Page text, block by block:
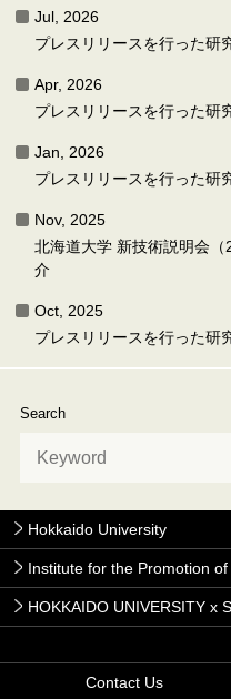
Jul, 2026
プレスリリースを行った研
Apr, 2026
プレスリリースを行った研
Jan, 2026
プレスリリースを行った研
Nov, 2025
北海道大学 新技術説明会
介
Oct, 2025
プレスリリースを行った研
Search
Hokkaido University
Institute for the Promotion
HOKKAIDO UNIVERSITY x
Contact Us